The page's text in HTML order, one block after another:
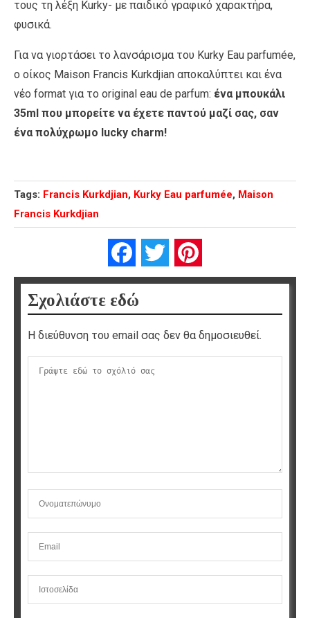
τους τη λέξη Kurky- με παιδικό γραφικό χαρακτήρα,
φυσικά.
Για να γιορτάσει το λανσάρισμα του Kurky Eau parfumée,
ο οίκος Maison Francis Kurkdjian αποκαλύπτει και ένα
νέο format για το original eau de parfum: ένα μπουκάλι
35ml που μπορείτε να έχετε παντού μαζί σας, σαν
ένα πολύχρωμο lucky charm!
Tags: Francis Kurkdjian, Kurky Eau parfumée, Maison
Francis Kurkdjian
FacebookTwitter
Σχολιάστε εδώ
Η διεύθυνση του email σας δεν θα δημοσιευθεί.